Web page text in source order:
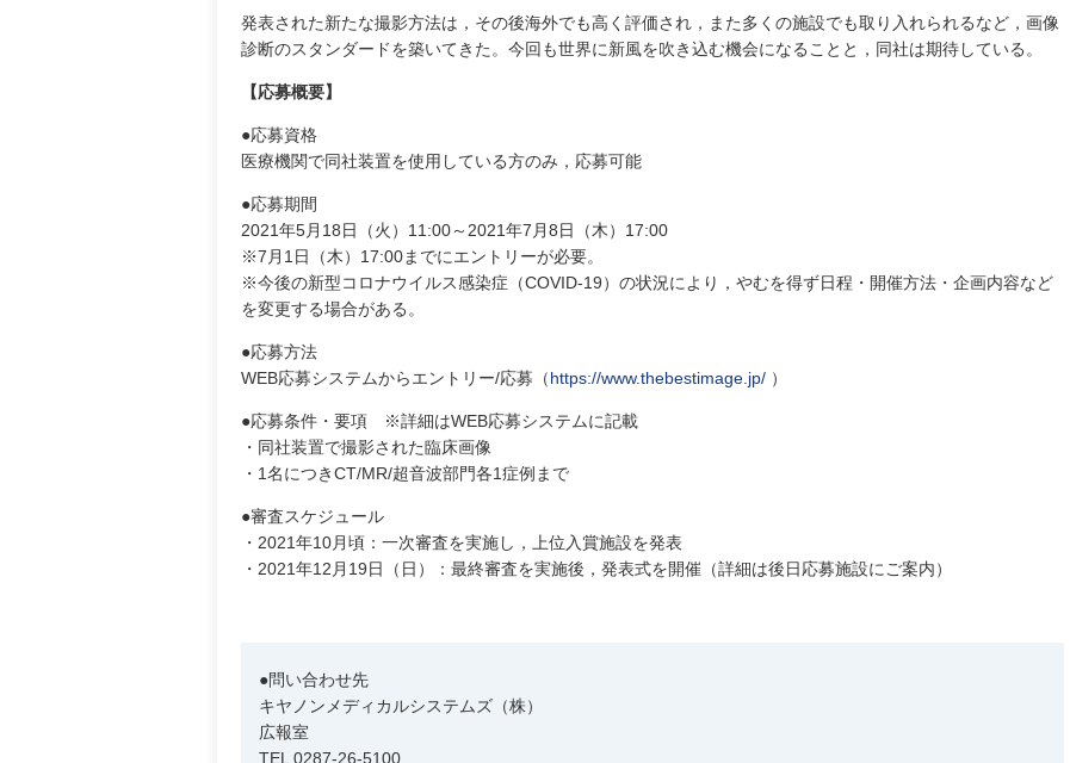
発表された新たな撮影方法は，その後海外でも高く評価され，また多くの施設でも取り入れられるなど，画像
診断のスタンダードを築いてきた。今回も世界に新風を吹き込む機会になることと，同社は期待している。
【応募概要】
●応募資格
医療機関で同社装置を使用している方のみ，応募可能
●応募期間
2021年5月18日（火）11:00～2021年7月8日（木）17:00
※7月1日（木）17:00までにエントリーが必要。
※今後の新型コロナウイルス感染症（COVID-19）の状況により，やむを得ず日程・開催方法・企画内容など
を変更する場合がある。
●応募方法
WEB応募システムからエントリー/応募（https://www.thebestimage.jp/ ）
●応募条件・要項 ※詳細はWEB応募システムに記載
・同社装置で撮影された臨床画像
・1名につきCT/MR/超音波部門各1症例まで
●審査スケジュール
・2021年10月頃：一次審査を実施し，上位入賞施設を発表
・2021年12月19日（日）：最終審査を実施後，発表式を開催（詳細は後日応募施設にご案内）
●問い合わせ先
キヤノンメディカルシステムズ（株）
広報室
TEL 0287-26-5100